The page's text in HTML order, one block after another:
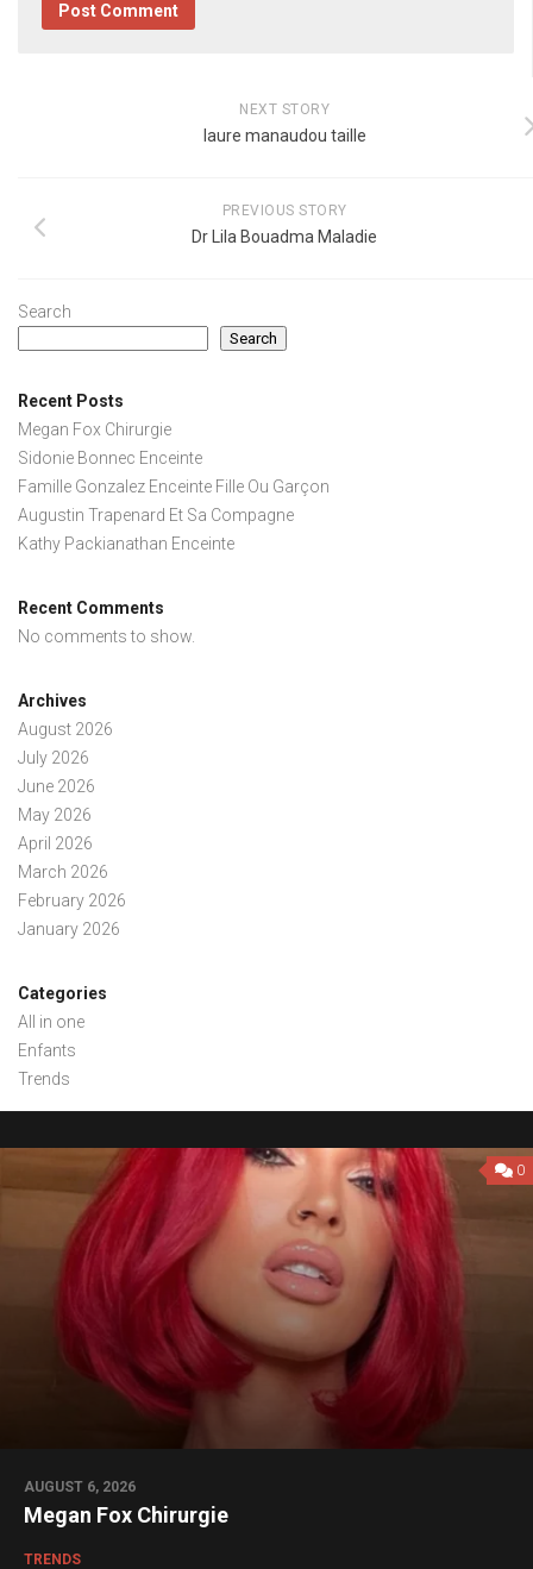
NEXT STORY
laure manaudou taille
PREVIOUS STORY
Dr Lila Bouadma Maladie
Search
Search
Recent Posts
Megan Fox Chirurgie
Sidonie Bonnec Enceinte
Famille Gonzalez Enceinte Fille Ou Garçon
Augustin Trapenard Et Sa Compagne
Kathy Packianathan Enceinte
Recent Comments
No comments to show.
Archives
August 2026
July 2026
June 2026
May 2026
April 2026
March 2026
February 2026
January 2026
Categories
All in one
Enfants
Trends
0
AUGUST 6, 2026
Megan Fox Chirurgie
TRENDS